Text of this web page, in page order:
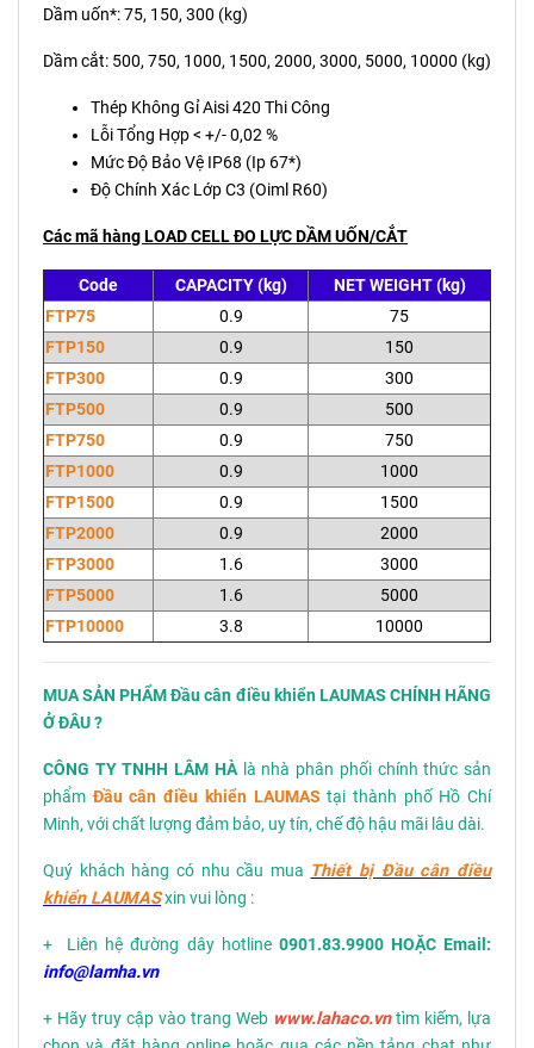
Dầm uốn*: 75, 150, 300 (kg)
Dầm cắt: 500, 750, 1000, 1500, 2000, 3000, 5000, 10000 (kg)
Thép Không Gỉ Aisi 420 Thi Công
Lỗi Tổng Hợp < +/- 0,02 %
Mức Độ Bảo Vệ IP68 (Ip 67*)
Độ Chính Xác Lớp C3 (Oiml R60)
Các mã hàng LOAD CELL ĐO LỰC DẦM UỐN/CẮT
Code CAPACITY (kg)
NET WEIGHT (kg)
FTP75
0.9
75
FTP150
0.9
150
FTP300
0.9
300
FTP500
0.9
500
FTP750
0.9
750
FTP1000
0.9
1000
FTP1500
0.9
1500
FTP2000
0.9
2000
FTP3000
1.6
3000
FTP5000
1.6
5000
FTP10000
3.8 10000
MUA SẢN PHẨMĐầu cân điều khiển LAUMAS CHÍNH HÃNG
Ở ĐÂU ?
CÔNG TY TNHH LÂM HÀlà nhà phân phối chính thức sản
phẩm Đầu cân điều khiển LAUMAS tại thành phố Hồ Chí
Minh, với chất lượng đảm bảo, uy tín, chế độ hậu mãi lâu dài.
Quý khách hàng có nhu cầu mua Thiết bị Đầu cân điều
khiển LAUMASxin vui lòng :
+ Liên hệ đường dây hotline 0901.83.9900 HOẶC Email:
info@lamha.vn
+ Hãy truy cập vào trang Web www.lahaco.vntìm kiếm, lựa